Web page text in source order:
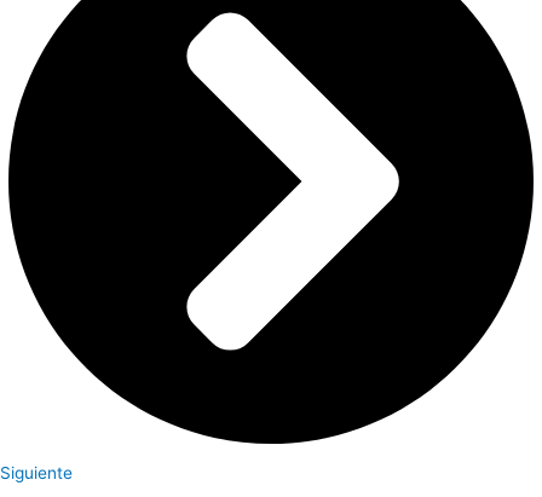
Siguiente